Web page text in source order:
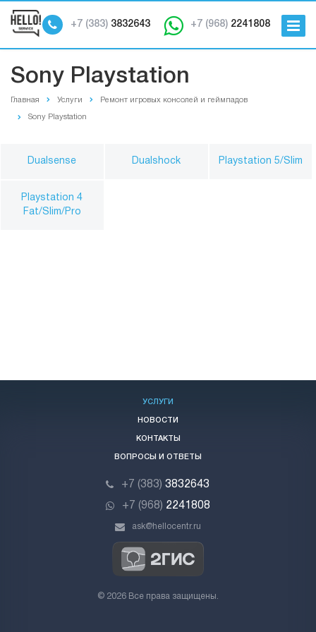
+7 (968) 2241808
+7 (383) 3832643
Sony Playstation
Главная Услуги Ремонт игровых консолей и геймпадов
Sony Playstation
Dualsense Dualshock Playstation 5/Slim
Playstation 4
Fat/Slim/Pro
© 2026 Все права защищены.
УСЛУГИ
НОВОСТИ
КОНТАКТЫ
ВОПРОСЫ И ОТВЕТЫ
+7 (383) 3832643
+7 (968) 2241808
ask@hellocentr.ru